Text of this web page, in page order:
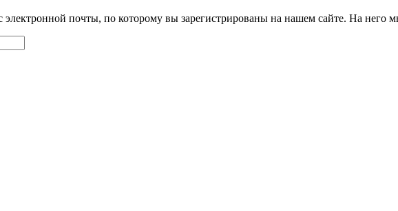
электронной почты, по которому вы зарегистрированы на нашем сайте. На